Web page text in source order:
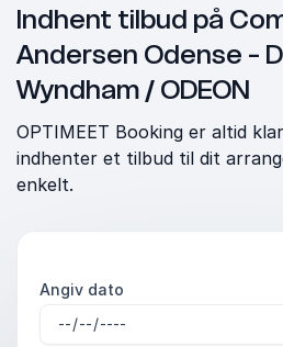
Indhent tilbud på
Andersen Odense -
Wyndham / ODEON
OPTIMEET Booking er altid
indhenter et tilbud til dit
enkelt.
Angiv dato